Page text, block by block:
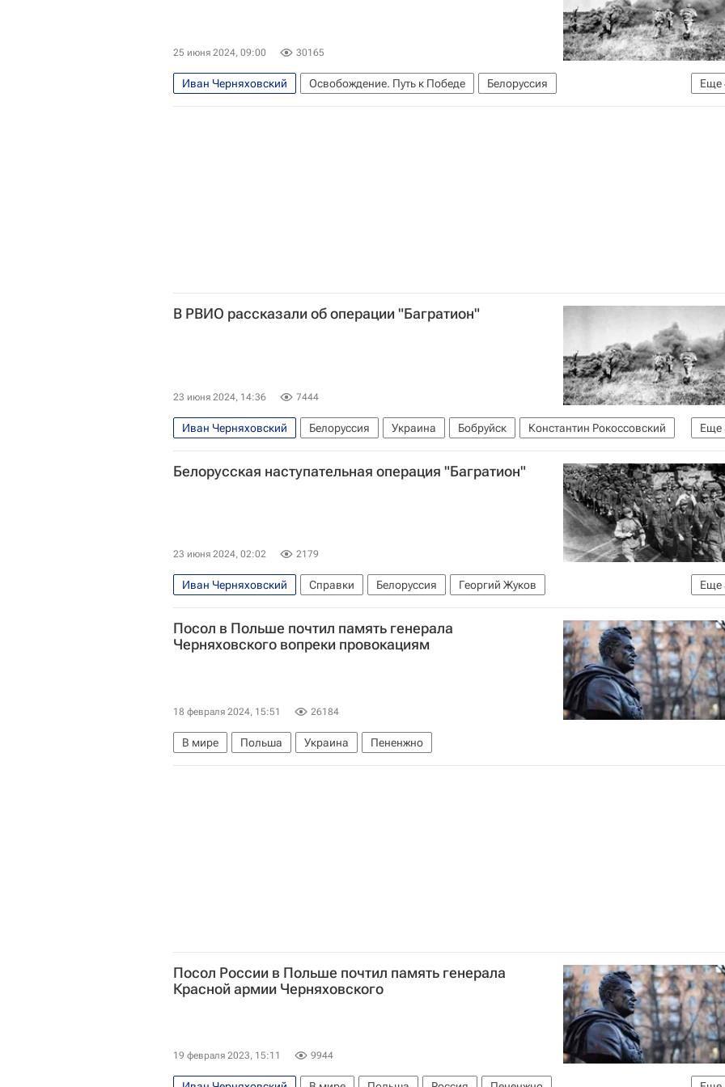
25 июня 2024, 09:00 30165
Еще
Иван Черняховский Освобождение. Путь к Победе
Белоруссия
Иосиф Сталин (Джугашвили)
Константин Рокоссовский
В РВИО рассказали об операции "Багратион"
23 июня 2024, 14:36 7444
Еще
Иван Черняховский Белоруссия Украина Бобруйск
Константин Рокоссовский
Российское военно-историческое общество (РВИО)
РКК "Энергия" Безопасность
Белорусская наступательная операция "Багратион"
23 июня 2024, 02:02 2179
Еще
Иван Черняховский Справки Белоруссия
Георгий Жуков
Константин Рокоссовский
Польша Варшава
Посол в Польше почтил память генерала
Черняховского вопреки провокациям
18 февраля 2024, 15:51 26184
В мире Польша Украина Пененжно
Посол России в Польше почтил память генерала
Красной армии Черняховского
19 февраля 2023, 15:11 9944